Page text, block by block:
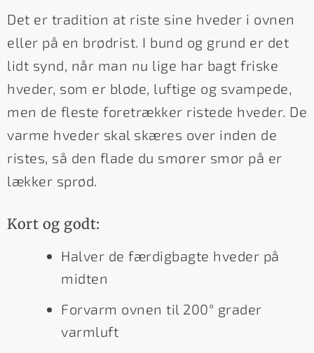
Det er tradition at riste sine hveder i ovnen
eller på en brødrist. I bund og grund er det
lidt synd, når man nu lige har bagt friske
hveder, som er bløde, luftige og svampede,
men de fleste foretrækker ristede hveder. De
varme hveder skal skæres over inden de
ristes, så den flade du smører smør på er
lækker sprød.
Kort og godt:
Halver de færdigbagte hveder på
midten
Forvarm ovnen til 200° grader
varmluft